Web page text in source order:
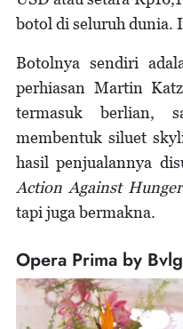
botol di seluruh dunia.
Botolnya sendiri
perhiasan Martin
termasuk berlian,
membentuk siluet
hasil penjualannya
Action Against
tapi juga bermakna.
Opera Prima by